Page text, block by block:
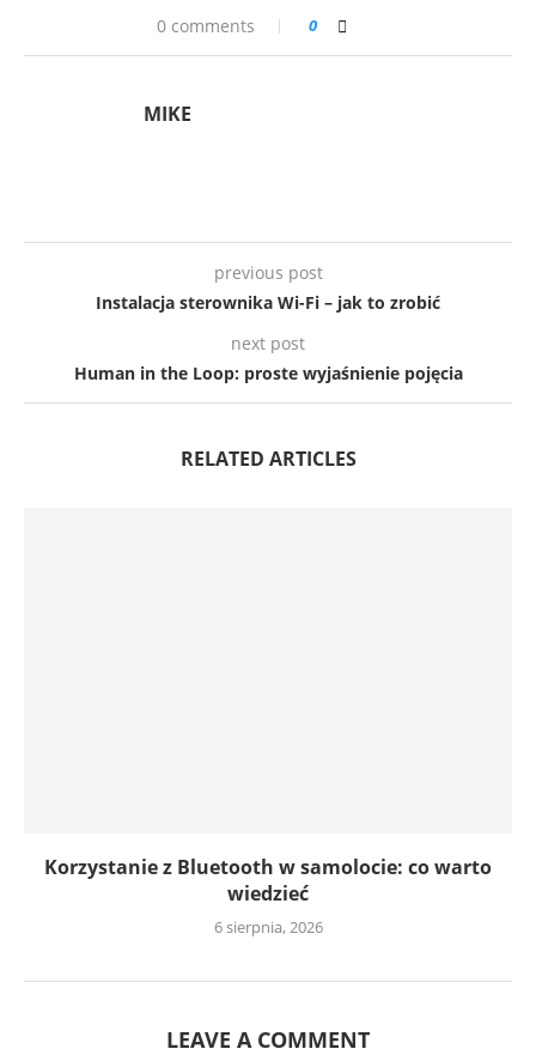
0 comments 0
MIKE
previous post
Instalacja sterownika Wi-Fi – jak to zrobić
next post
Human in the Loop: proste wyjaśnienie pojęcia
RELATED ARTICLES
Korzystanie z Bluetooth w samolocie: co warto
wiedzieć
6 sierpnia, 2026
LEAVE A COMMENT